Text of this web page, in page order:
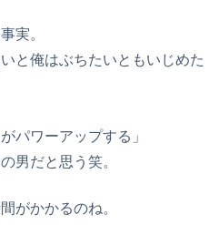
実。
と俺はぶちたいともいじめた
パワーアップする」
男だと思う笑。
がかかるのね。